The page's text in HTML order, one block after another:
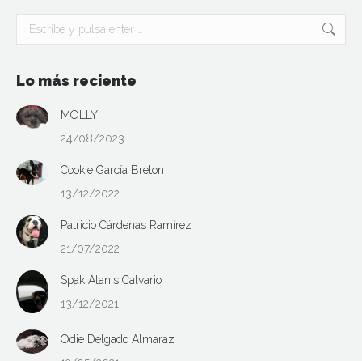
Buscar:
Lo más reciente
MOLLY
24/08/2023
Cookie García Breton
13/12/2022
Patricio Cárdenas Ramírez
21/07/2022
Spak Alanis Calvario
13/12/2021
Odie Delgado Almaraz